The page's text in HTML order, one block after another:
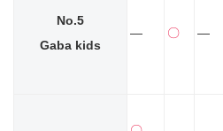
No.5
Gaba kids
― 〇 ―